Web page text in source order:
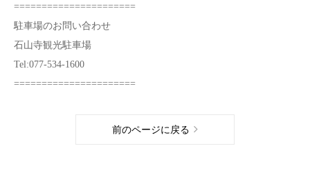
======================
駐車場のお問い合わせ
石山寺観光駐車場
Tel:077-534-1600
======================
前のページに戻る